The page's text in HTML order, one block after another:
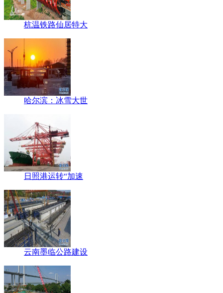
杭温铁路仙居特大
哈尔滨：冰雪大世
日照港运转“加速
云南墨临公路建设